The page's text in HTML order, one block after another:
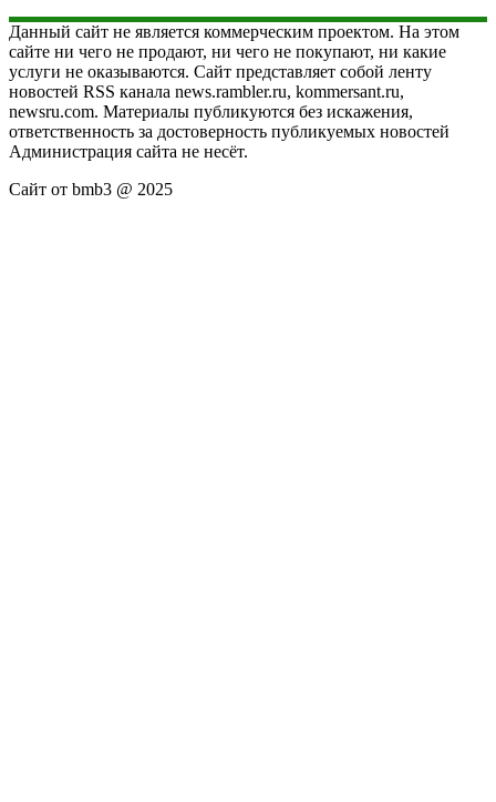
Данный сайт не является коммерческим проектом. На этом
сайте ни чего не продают, ни чего не покупают, ни какие
услуги не оказываются. Сайт представляет собой ленту
новостей RSS канала news.rambler.ru, kommersant.ru,
newsru.com. Материалы публикуются без искажения,
ответственность за достоверность публикуемых новостей
Администрация сайта не несёт.
Сайт от bmb3 @ 2025